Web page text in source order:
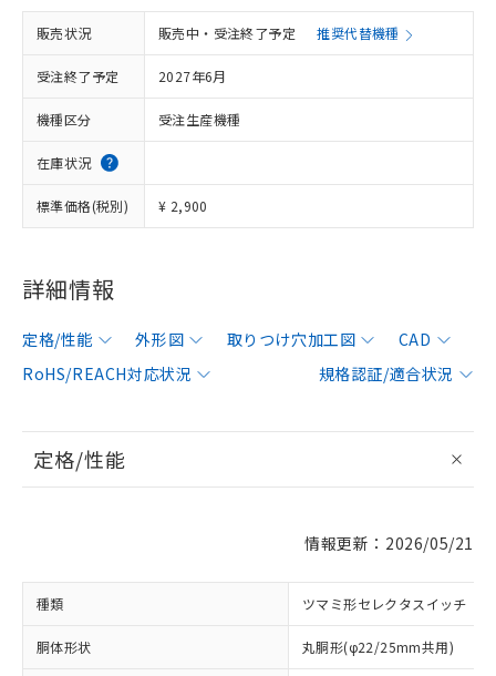
販売状況 販売中・受注終了予定 推奨代替機種
受注終了予定 2027年6月
機種区分 受注生産機種
在庫状況
標準価格(税別) ¥ 2,900
詳細情報
定格/性能 外形図 取りつけ穴加工図
CAD
RoHS/REACH対応状況
規格認証/適合状況
定格/性能
情報更新：2026/05/21
種類 ツマミ形セレクタスイッチ
胴体形状 丸胴形(φ22/25mm共用)